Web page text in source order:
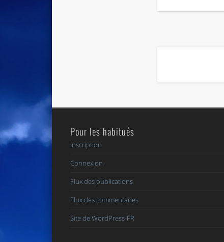
Pour les habitués
Inscription
Connexion
Flux des publications
Flux des commentaires
Site de WordPress-FR